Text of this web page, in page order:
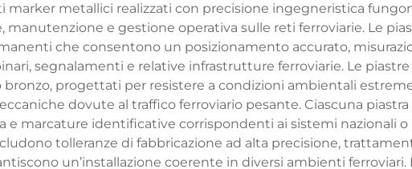
marker metallici realizzati con precisione ingegneristica
e gestione operativa sulle reti ferroviarie. Le
che consentono un posizionamento accurato,
segnalamenti e relative infrastrutture ferroviarie. Le
bronzo, progettati per resistere a condizioni ambientali
dovute al traffico ferroviario pesante. Ciascuna
e marcature identificative corrispondenti ai sistemi nazionali
tolleranze di fabbricazione ad alta precisione,
un’installazione coerente in diversi ambienti